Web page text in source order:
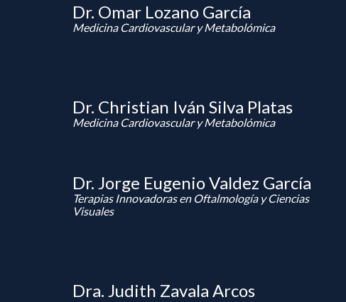
Dr. Omar Lozano García
Medicina Cardiovascular y Metabolómica
Dr. Christian Iván Silva Platas
Medicina Cardiovascular y Metabolómica
Dr. Jorge Eugenio Valdez García
Terapias Innovadoras en Oftalmología y Ciencias
Visuales
Dra. Judith Zavala Arcos